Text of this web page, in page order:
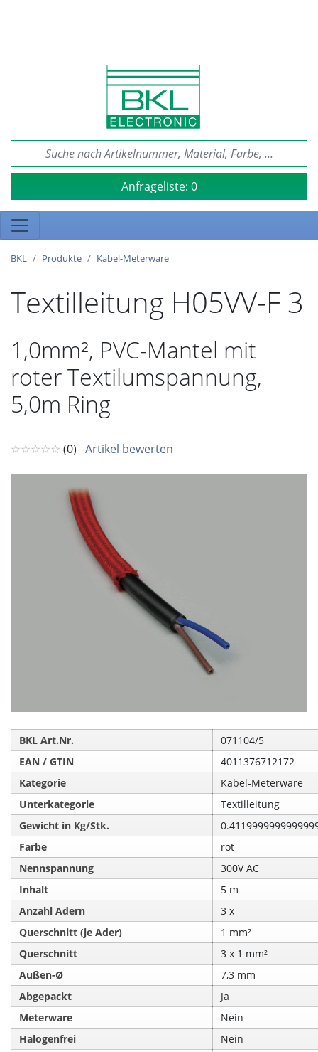
Anfrageliste: 0
BKL Produkte Kabel-Meterware
Textilleitung H05VV-F 3
1,0mm², PVC-Mantel mit
roter Textilumspannung,
5,0m Ring
☆☆☆☆☆ (0) Artikel bewerten
BKL Art.Nr.
071104/5
EAN / GTIN
4011376712172
Kategorie
Kabel-Meterware
Unterkategorie
Textilleitung
Gewicht in Kg/Stk.
Farbe
rot
Nennspannung
300V AC
Inhalt
5 m
Anzahl Adern
3 x
Querschnitt (je Ader)
1 mm²
Querschnitt
3 x 1 mm²
Außen-Ø
7,3 mm
Abgepackt
Ja
Meterware
Nein
Halogenfrei
Nein